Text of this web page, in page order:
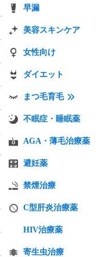
早漏
美容スキンケア
女性向け
ダイエット
まつ毛育毛
不眠症・睡眠薬
AGA・薄毛治療薬
避妊薬
禁煙治療
C型肝炎治療薬
HIV治療薬
寄生虫治療